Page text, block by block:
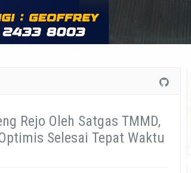
Rejo Oleh Satgas TMMD,
Selesai Tepat Waktu